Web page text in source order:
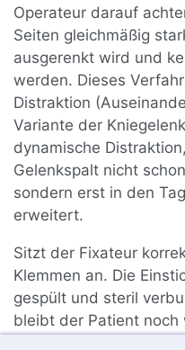
Operateur darauf
Seiten gleichmäßig
ausgerenkt wird und
werden. Dieses
Distraktion
Variante der
dynamische
Gelenkspalt nicht
sondern erst in den
erweitert.
Sitzt der Fixateur
Klemmen an. Die
gespült und steril
bleibt der Patient noch